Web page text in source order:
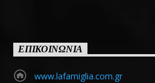
ΕΠΙΚΟΙΝΩΝΙΑ
www.lafamiglia.com.gr